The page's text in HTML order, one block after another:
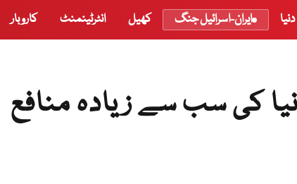
دنیا ایران-اسرائیل جنگ کھیل انٹرٹینمنٹ کاروبار
دنیا کی سب سے زیادہ منافع